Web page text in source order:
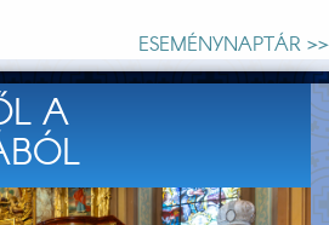
ESEMÉNYNAPTÁR >>
A